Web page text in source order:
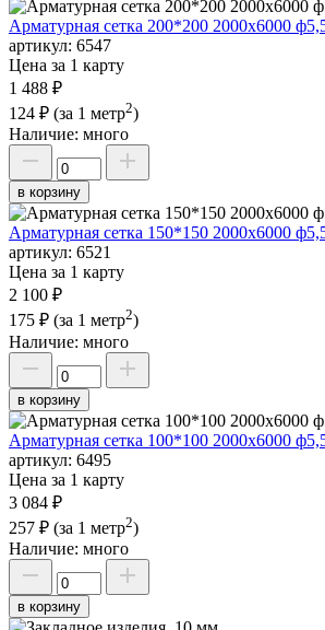
Арматурная сетка 200*200 2000х6000
артикул: 6547
Цена за 1 карту
1 488 ₽
124 ₽ (за 1 метр2)
Наличие: много
в корзину
Арматурная сетка 150*150 2000х6000
артикул: 6521
Цена за 1 карту
2 100 ₽
175 ₽ (за 1 метр2)
Наличие: много
в корзину
Арматурная сетка 100*100 2000х6000
артикул: 6495
Цена за 1 карту
3 084 ₽
257 ₽ (за 1 метр2)
Наличие: много
в корзину